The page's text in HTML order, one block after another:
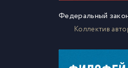
Коллектив